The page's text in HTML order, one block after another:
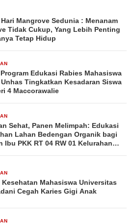
Mangrove Sedunia : Menanam
Tidak Cukup, Yang Lebih Penting
Tetap Hidup
Edukasi Rabies Mahasiswa
Unhas Tingkatkan Kesadaran Siswa
4 Maccorawalie
Sehat, Panen Melimpah: Edukasi
Lahan Bedengan Organik bagi
Ibu PKK RT 04 RW 01 Kelurahan
Kesehatan Mahasiswa Universitas
Cegah Karies Gigi Anak